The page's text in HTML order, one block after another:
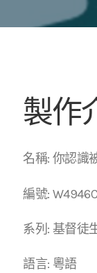
製作
名稱: 你認識
編號:
系列: 基督徒
語言: 粵語